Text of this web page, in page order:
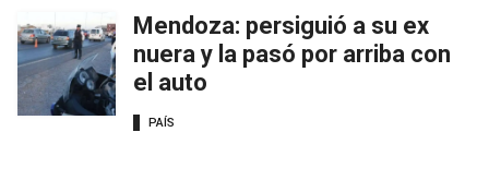
Mendoza: persiguió a su ex
nuera y la pasó por arriba con
el auto
PAÍS